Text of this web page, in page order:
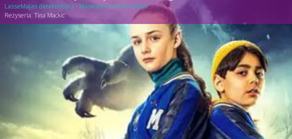
LasseMajas detektivbyra - Maskoten som forsvann
Reżyseria:Tina Mackic